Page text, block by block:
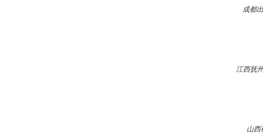
成都
江西抚
山西